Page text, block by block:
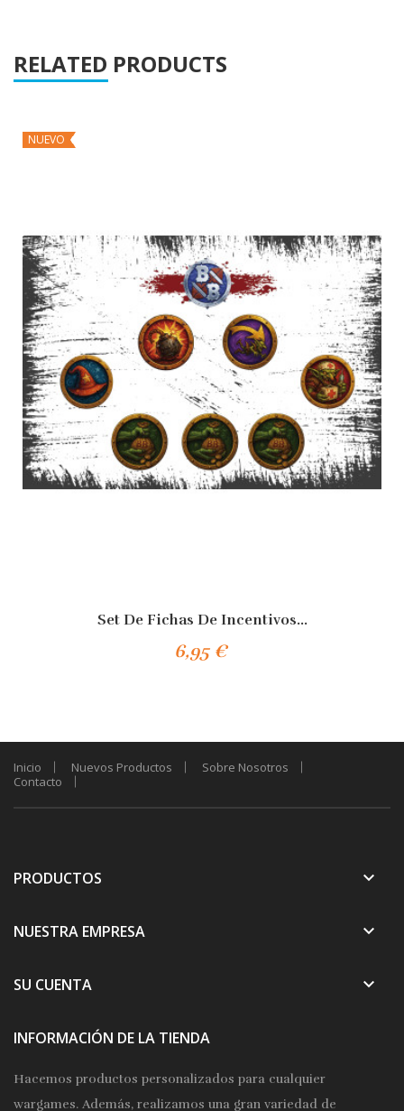
RELATED PRODUCTS
NUEVO
Set De Fichas De Incentivos...
6,95 €
Inicio Nuevos Productos
Sobre Nosotros
Contacto
PRODUCTOS keyboard_arrow_down
NUESTRA EMPRESA keyboard_arrow_down
SU CUENTA keyboard_arrow_down
INFORMACIÓN DE LA TIENDA
Hacemos productos personalizados para cualquier
wargames. Además, realizamos una gran variedad de